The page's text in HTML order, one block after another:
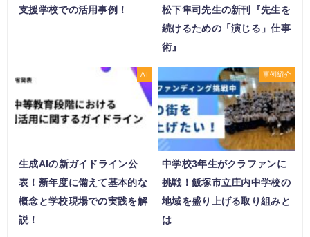
支援学校での活用事例！
松下隼司先生の新刊『先生を
続けるための「演じる」仕事
術』
AI
生成AIの新ガイドライン公
表！新年度に備えて基本的な
概念と学校現場での実践を解
説！
事例紹介
中学校3年生がクラファンに
挑戦！飯塚市立庄内中学校の
地域を盛り上げる取り組みと
は